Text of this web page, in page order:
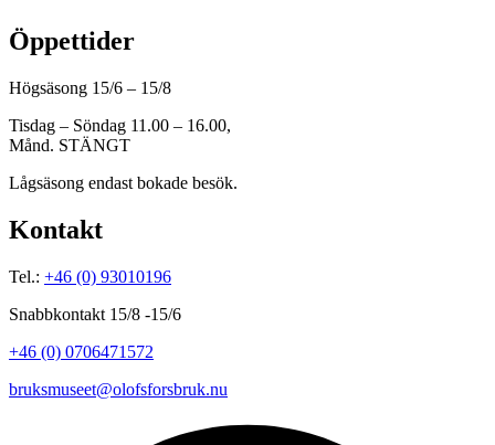
Öppettider
Högsäsong 15/6 – 15/8
Tisdag – Söndag 11.00 – 16.00,
Månd. STÄNGT
Lågsäsong endast bokade besök.
Kontakt
Tel.: +46 (0) 93010196
Snabbkontakt 15/8 -15/6
+46 (0) 0706471572
bruksmuseet@olofsforsbruk.nu